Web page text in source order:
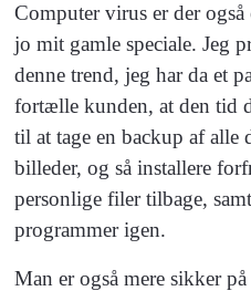
Computer virus er der
jo mit gamle speciale. Jeg
denne trend, jeg har da et
fortælle kunden, at den tid
til at tage en backup af alle
billeder, og så installere
personlige filer tilbage,
programmer igen.
Man er også mere sikker